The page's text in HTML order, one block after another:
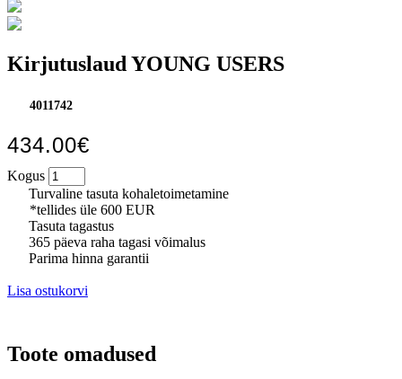
Kirjutuslaud YOUNG USERS
4011742
434.00€
Kogus
Turvaline tasuta kohaletoimetamine
*tellides üle 600 EUR
Tasuta tagastus
365 päeva raha tagasi võimalus
Parima hinna garantii
Lisa ostukorvi
Toote omadused